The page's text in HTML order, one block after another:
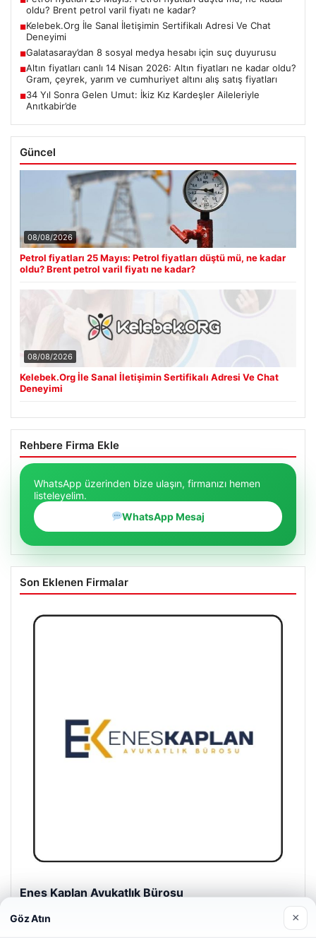
oldu? Brent petrol varil fiyatı ne kadar?
■Kelebek.Org İle Sanal İletişimin Sertifikalı Adresi Ve Chat
Deneyimi
■Galatasaray’dan 8 sosyal medya hesabı için suç duyurusu
■Altın fiyatları canlı 14 Nisan 2026: Altın fiyatları ne kadar oldu?
Gram, çeyrek, yarım ve cumhuriyet altını alış satış fiyatları
■34 Yıl Sonra Gelen Umut: İkiz Kız Kardeşler Aileleriyle
Anıtkabir’de
Güncel
08/08/2026
Petrol fiyatları 25 Mayıs: Petrol fiyatları düştü mü, ne kadar
oldu? Brent petrol varil fiyatı ne kadar?
08/08/2026
Kelebek.Org İle Sanal İletişimin Sertifikalı Adresi Ve Chat
Deneyimi
Rehbere Firma Ekle
WhatsApp üzerinden bize ulaşın, firmanızı hemen
listeleyelim.
WhatsApp Mesaj
Son Eklenen Firmalar
Enes Kaplan Avukatlık Bürosu
Göz Atın ×